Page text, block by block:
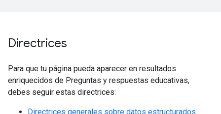
Directrices
Para que tu página pueda aparecer en resultados
enriquecidos de Preguntas y respuestas educativas,
debes seguir estas directrices:
Directrices generales sobre datos estructurados